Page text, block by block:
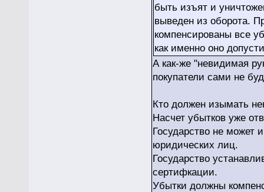
быть изъят и
выведен из оборота.
компенсированы все
как именно оно
А как-же "невидимая
покупатели сами не
Кто должен изымать
Насчет убытков уже
Государство не может
юридических лиц.
Государство
сертифкации.
Убытки должны